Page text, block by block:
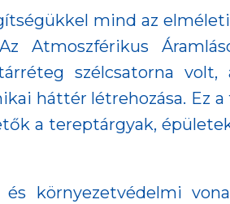
mind az
Atmoszférikus
szélcsatorna
háttér létrehozása. Ez a
a tereptárgyak,
környezetvédelmi